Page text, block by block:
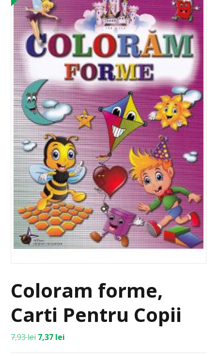
Coloram forme,
Carti Pentru Copii
7,93lei 7,37 lei